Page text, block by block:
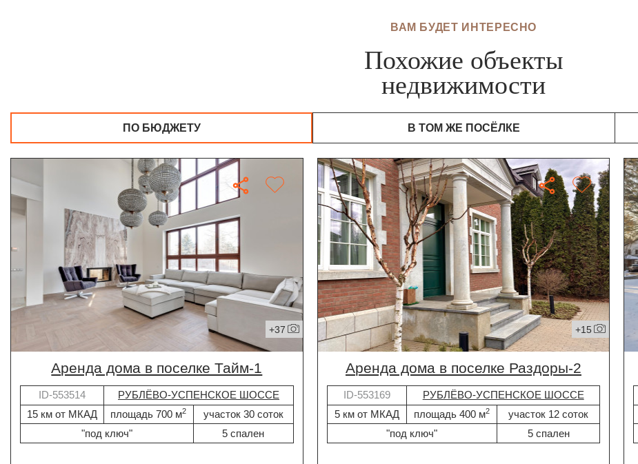
ВАМ БУДЕТ ИНТЕРЕСНО
Похожие объекты
недвижимости
ПО БЮДЖЕТУ В ТОМ ЖЕ ПОСЁЛКЕ
+37
Аренда дома в поселке Тайм-1
ID-553514
РУБЛЁВО-УСПЕНСКОЕ ШОССЕ
15 км от МКАД
площадь 700 м2
участок 30 соток
"под ключ"
5 спален
+15
Аренда дома в поселке Раздоры-2
ID-553169
РУБЛЁВО-УСПЕНСКОЕ ШОССЕ
5 км от МКАД
площадь 400 м2
участок 12 соток
"под ключ"
5 спален